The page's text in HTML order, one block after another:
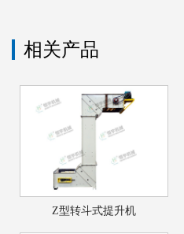
相关产品
Z型转斗式提升机